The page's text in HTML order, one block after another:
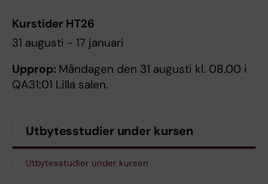
Kurstider HT26
31 augusti - 17 januari
Upprop: Måndagen den 31 augusti kl. 08.00 i
QA31:01 Lilla salen.
Utbytesstudier under kursen
Utbytesstudier under kursen